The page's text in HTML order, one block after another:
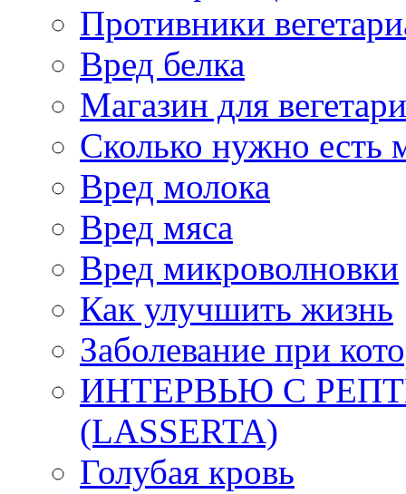
Противники
Вред белка
Магазин для
Сколько нужно есть
Вред молока
Вред мяса
Вред микроволновки
Как улучшить жизнь
Заболевание при
ИНТЕРВЬЮ С
(LАSSERTA)
Голубая кровь